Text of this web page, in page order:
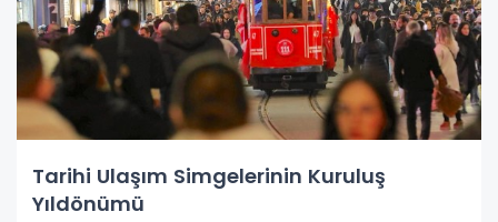
Tarihi Ulaşım Simgelerinin Kuruluş
Yıldönümü